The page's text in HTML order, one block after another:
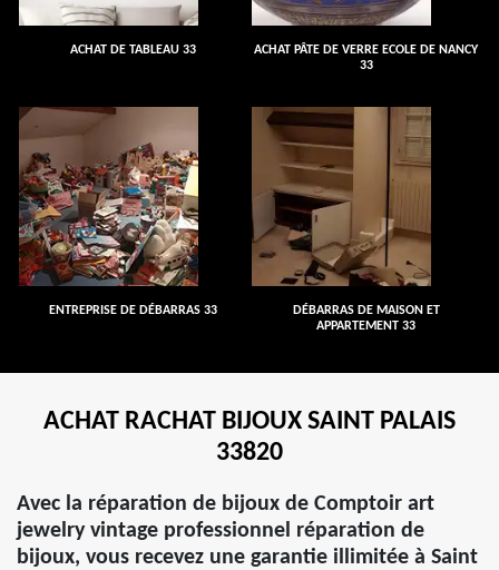
ACHAT DE TABLEAU 33
ACHAT PÂTE DE VERRE ECOLE DE NANCY
33
ENTREPRISE DE DÉBARRAS 33
DÉBARRAS DE MAISON ET
APPARTEMENT 33
ACHAT RACHAT BIJOUX SAINT PALAIS
33820
Avec la réparation de bijoux de Comptoir art
jewelry vintage professionnel réparation de
bijoux, vous recevez une garantie illimitée à Saint